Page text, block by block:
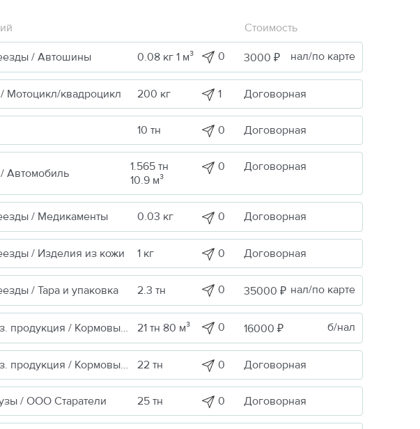
Стоимость
/ Автошины 0.08 кг 1 м³ 0 3000 ₽ нал/по карте
Мотоцикл/квадроцикл 200 кг 1 Договорная
10 тн 0 Договорная
Автомобиль
1.565 тн
10.9 м³
0 Договорная
/ Медикаменты 0.03 кг 0 Договорная
/ Изделия из кожи 1 кг 0 Договорная
/ Тара и упаковка 2.3 тн 0 35000 ₽ нал/по карте
Сельскохоз. продукция / Кормовые/пищевые добавки 21 тн 80 м³ 0 16000 ₽ б/нал
Сельскохоз. продукция / Кормовые/пищевые добавки 22 тн 0 Договорная
/ ООО Старатели 25 тн 0 Договорная